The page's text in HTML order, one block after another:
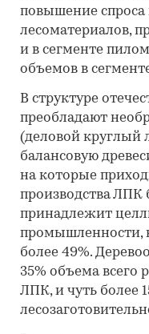
повышение спроса
лесоматериалов,
и в сегменте
объемов в
В структуре
преобладают
(деловой круглый
балансовую
на которые
производства ЛПК
принадлежит
промышленности,
более 49%.
35% объема всего
ЛПК, и чуть более